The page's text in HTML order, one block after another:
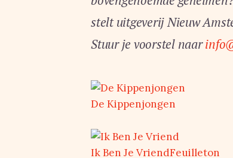
stelt uitgeverij Nieuw
Stuur je voorstel naar
De Kippenjongen
Ik Ben Je VriendFeuilleton